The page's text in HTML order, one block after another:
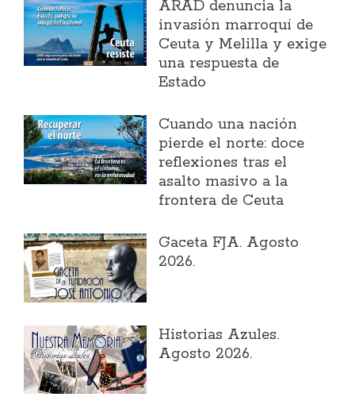
ARAD denuncia la
invasión marroquí de
Ceuta y Melilla y exige
una respuesta de
Estado
Cuando una nación
pierde el norte: doce
reflexiones tras el
asalto masivo a la
frontera de Ceuta
Gaceta FJA. Agosto
2026.
Historias Azules.
Agosto 2026.